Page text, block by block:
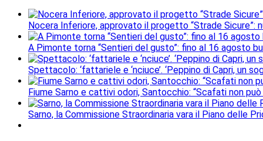
Nocera Inferiore, approvato il progetto “Strade
A Pimonte torna “Sentieri del gusto”: fino al 16 agosto
Spettacolo: ‘fattariele e ‘nciuce’. ‘Peppino di Capri, un
Fiume Sarno e cattivi odori, Santocchio: “Scafati non
Sarno, la Commissione Straordinaria vara il Piano delle